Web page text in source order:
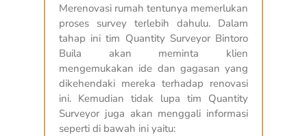
Merenovasi rumah tentunya memerlukan
proses survey terlebih dahulu. Dalam
tahap ini tim Quantity Surveyor Bintoro
Buila akan meminta klien
mengemukakan ide dan gagasan yang
dikehendaki mereka terhadap renovasi
ini. Kemudian tidak lupa tim Quantity
Surveyor juga akan menggali informasi
seperti di bawah ini yaitu: